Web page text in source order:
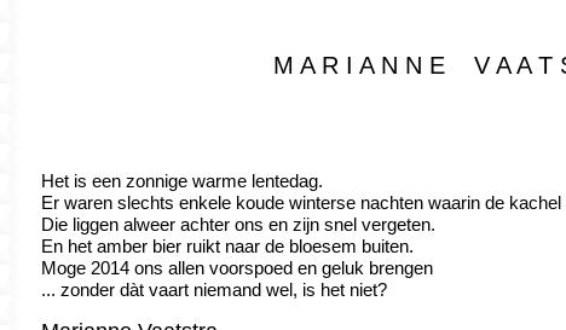
M A R I A N N E V A A T S
Het is een zonnige warme lentedag.
Er waren slechts enkele koude winterse nachten waarin de kachel
Die liggen alweer achter ons en zijn snel vergeten.
En het amber bier ruikt naar de bloesem buiten.
Moge 2014 ons allen voorspoed en geluk brengen
... zonder dàt vaart niemand wel, is het niet?